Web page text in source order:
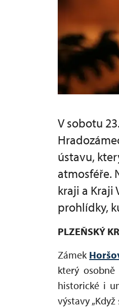
V sobotu
ústavu,
atmosféře.
kraji a Kraji
prohlídky,
PLZEŇSKÝ
Zámek
který
historické i
výstavy